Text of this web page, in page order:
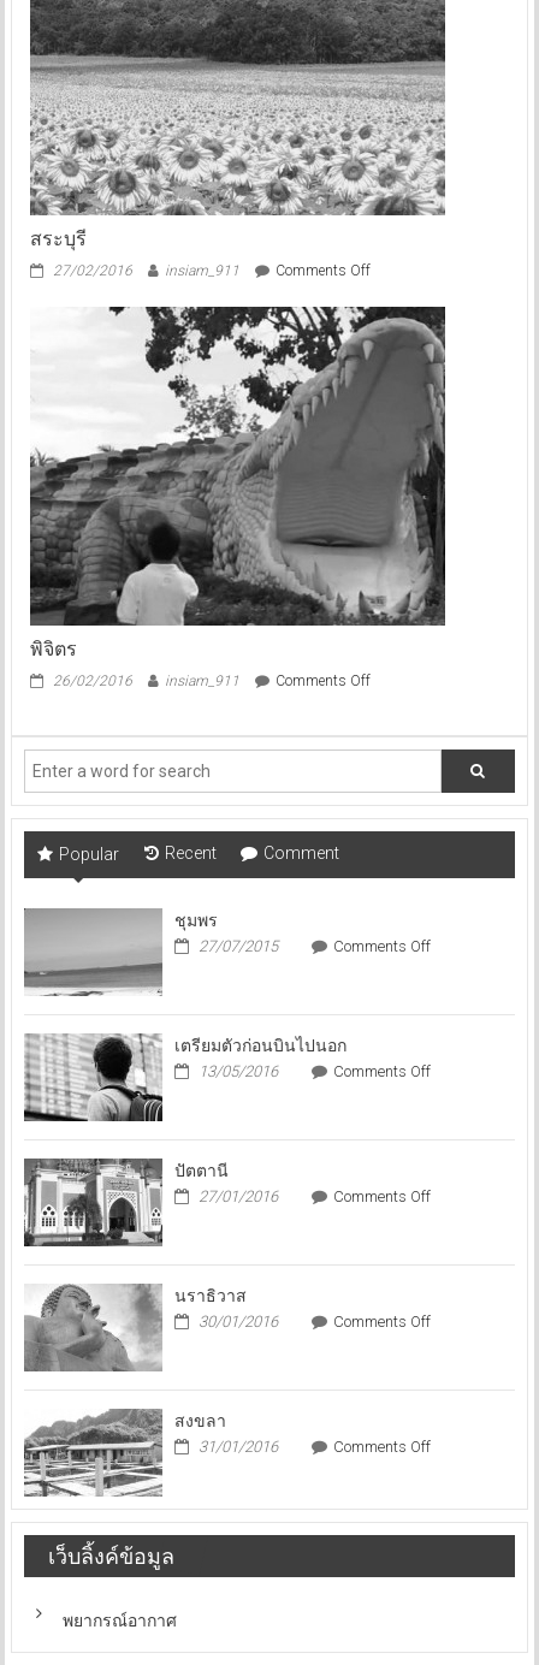
สระบุรี
27/02/2016 insiam_911 Comments Offon
พิจิตร
26/02/2016 insiam_911 Comments Offon
Popular Recent Comment
ชุมพร
27/07/2015 Comments Offon
เตรียมตัวก่อนบินไปนอก
13/05/2016 Comments Offon
ก่อน
ปัตตานี
27/01/2016 Comments Offon
นราธิวาส
30/01/2016 Comments Offon
สงขลา
31/01/2016 Comments Offon
เว็บลิ้งค์ข้อมูล
พยากรณ์อากาศ